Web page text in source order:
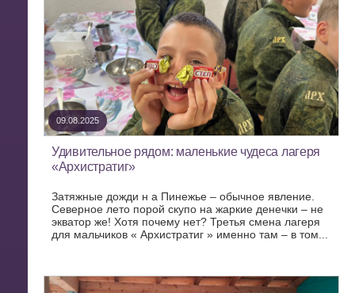
09.08.2025
Удивительное рядом: маленькие чудеса лагеря
«Архистратиг»
Затяжные дожди н а Пинежье – обычное явление.
Северное лето порой скупо на жаркие денечки – не
экватор же! Хотя почему нет? Третья смена лагеря
для мальчиков « Архистратиг » именно там – в том...